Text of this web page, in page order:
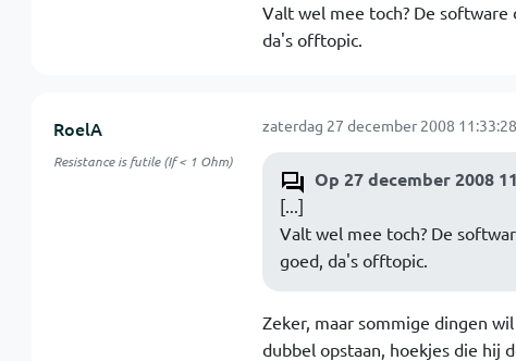
Valt wel mee toch? De
da's offtopic.
RoelA
Resistance is futile (If < 1 Ohm)
zaterdag 27 december 2008 11:33:28
Op 27 december 2008
[...]
Valt wel mee toch? De
goed, da's offtopic.
Zeker, maar sommige dingen
dubbel opstaan, hoekjes die hij